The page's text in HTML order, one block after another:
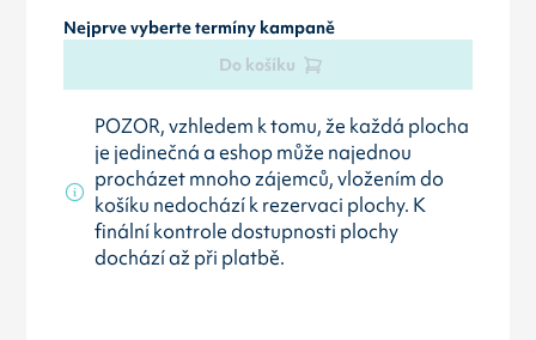
Nejprve vyberte termíny kampaně
Do košíku
POZOR, vzhledem k tomu, že každá plocha
je jedinečná a eshop může najednou
procházet mnoho zájemců, vložením do
košíku nedochází k rezervaci plochy. K
finální kontrole dostupnosti plochy
dochází až při platbě.